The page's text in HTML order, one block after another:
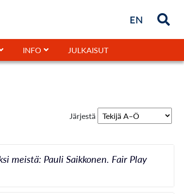
EN Briefly
INFO JULKAISUT
Järjestä
meistä: Pauli Saikkonen. Fair Play